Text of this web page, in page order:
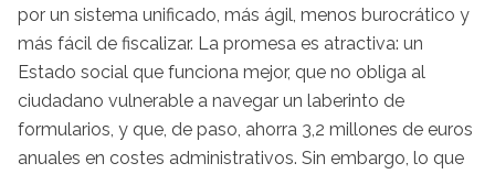
por un sistema unificado, más ágil, menos burocrático y
más fácil de fiscalizar. La promesa es atractiva: un
Estado social que funciona mejor, que no obliga al
ciudadano vulnerable a navegar un laberinto de
formularios, y que, de paso, ahorra 3,2 millones de euros
anuales en costes administrativos. Sin embargo, lo que